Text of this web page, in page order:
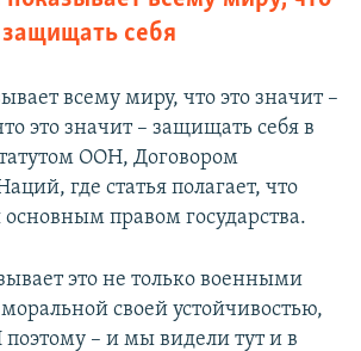
защищать себя
всему миру, что это значит –
это значит – защищать себя в
ООН, Договором
где статья полагает, что
основным правом государства.
это не только военными
своей устойчивостью,
– и мы видели тут и в